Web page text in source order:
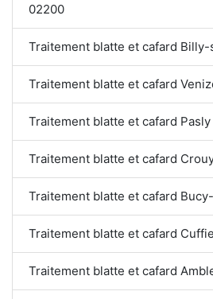
02200
Traitement blatte et cafard
Traitement blatte et cafard
Traitement blatte et cafard
Traitement blatte et cafard
Traitement blatte et cafard
Traitement blatte et cafard
Traitement blatte et cafard